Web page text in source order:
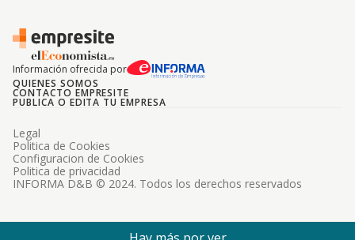
Información ofrecida por
QUIENES SOMOS
CONTACTO EMPRESITE
PUBLICA O EDITA TU EMPRESA
INFORMA D&B © 2024. Todos los derechos reservados
Legal
Politica de Cookies
Configuracion de Cookies
Politica de privacidad